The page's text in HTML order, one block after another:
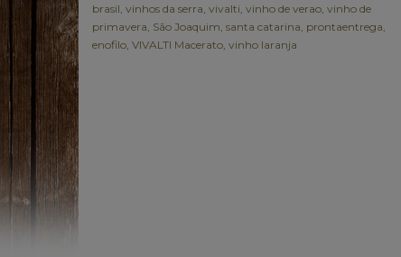
brasil vinhos da serra vivalti vinho de verao vinho de
primavera São Joaquim santa catarina prontaentrega
enofilo VIVALTI Macerato vinho laranja